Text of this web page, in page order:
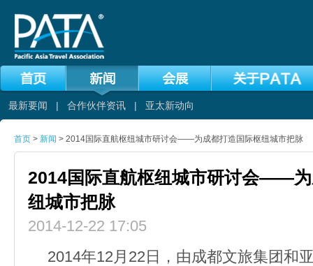
最新要闻 | 合作伙伴资讯 | 亚太新动向
首页 > 新闻 > 2014国际直航枢纽城市研讨会——为成都打造国际枢纽城市把脉
2014国际直航枢纽城市研讨会——
纽城市把脉
2014-12-22 17:05
2014年12月22日，由成都文旅集团和